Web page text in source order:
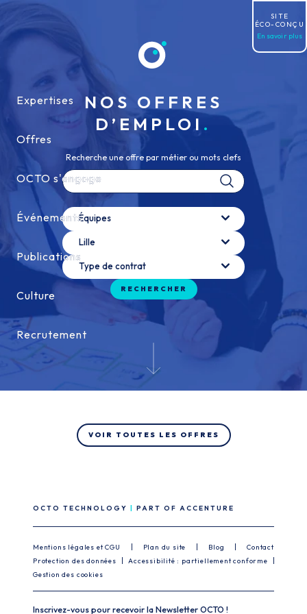
Allez au contenu
Expertises
Expertises
Offres
Offres
OCTO s'engage
OCTO s'engage
Événements
Événements
Publications
Publications
Culture
Culture
Recrutement
Recrutement
SITE
ÉCO-CONÇU
En savoir plus
NOS OFFRES
D’EMPLOI
Recherche une offre par métier ou mots clefs
Équipes
Équipes
Localisation
Lille
Type de contrat
Type de contrat
RECHERCHER
VOIR TOUTES LES OFFRES
OCTO TECHNOLOGY PART OF ACCENTURE
Mentions légales et CGU Plan du site Blog
Contact
Protection des données
Accessibilité : partiellement conforme
Gestion des cookies
Inscrivez-vous pour recevoir la Newsletter OCTO !